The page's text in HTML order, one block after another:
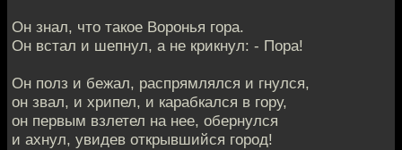
Он знал, что такое Воронья гора.
Он встал и шепнул, а не крикнул: - Пора!
Он полз и бежал, распрямлялся и гнулся,
он звал, и хрипел, и карабкался в гору,
он первым взлетел на нее, обернулся
и ахнул, увидев открывшийся город!